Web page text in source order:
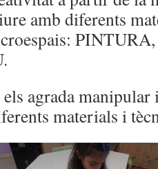
amb diferents
agrada
materials i